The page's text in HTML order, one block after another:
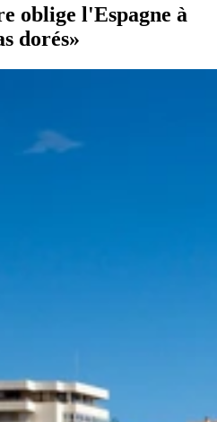
oblige l'Espagne à
dorés»